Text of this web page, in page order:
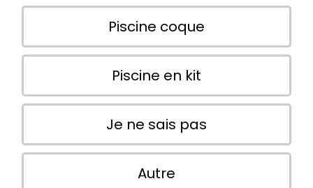
Piscine coque
Piscine en kit
Je ne sais pas
Autre